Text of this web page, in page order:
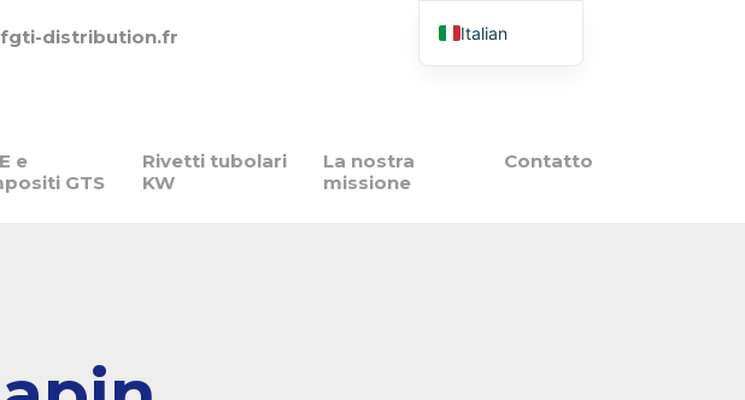
distribution.fr
e
GTS
Rivetti tubolari
KW
La nostra
missione
Contatto
Italian
Spanish